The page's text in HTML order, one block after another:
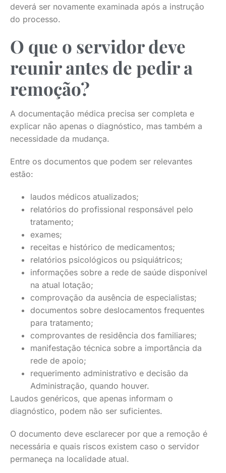
deverá ser novamente examinada após a instrução
do processo.
O que o servidor deve
reunir antes de pedir a
remoção?
A documentação médica precisa ser completa e
explicar não apenas o diagnóstico, mas também a
necessidade da mudança.
Entre os documentos que podem ser relevantes
estão:
laudos médicos atualizados;
relatórios do profissional responsável pelo
tratamento;
exames;
receitas e histórico de medicamentos;
relatórios psicológicos ou psiquiátricos;
informações sobre a rede de saúde disponível
na atual lotação;
comprovação da ausência de especialistas;
documentos sobre deslocamentos frequentes
para tratamento;
comprovantes de residência dos familiares;
manifestação técnica sobre a importância da
rede de apoio;
requerimento administrativo e decisão da
Administração, quando houver.
Laudos genéricos, que apenas informam o
diagnóstico, podem não ser suficientes.
O documento deve esclarecer por que a remoção é
necessária e quais riscos existem caso o servidor
permaneça na localidade atual.